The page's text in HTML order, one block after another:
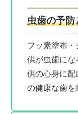
虫歯の予防
フッ素塗布
供が虫歯にな
供の心身に
の健康な歯を